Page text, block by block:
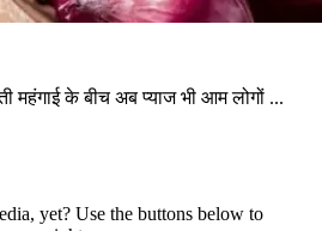
महंगाई के बीच अब प्याज भी आम लोगों ...
yet? Use the buttons below to